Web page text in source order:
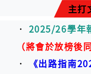
主打
‧ 2025/26學年
（將會於放榜後
‧
《出路指南